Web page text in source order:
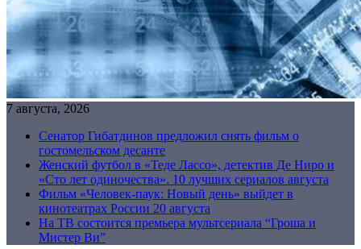
7 августа, 2026
Сенатор Гибатдинов предложил снять фильм о
гостомельском десанте
Женский футбол в «Теде Лассо», детектив Де Ниро и
«Сто лет одиночества». 10 лучших сериалов августа
Фильм «Человек-паук: Новый день» выйдет в
кинотеатрах России 20 августа
На ТВ состоится премьера мультсериала “Гроша и
Мистер Ви”